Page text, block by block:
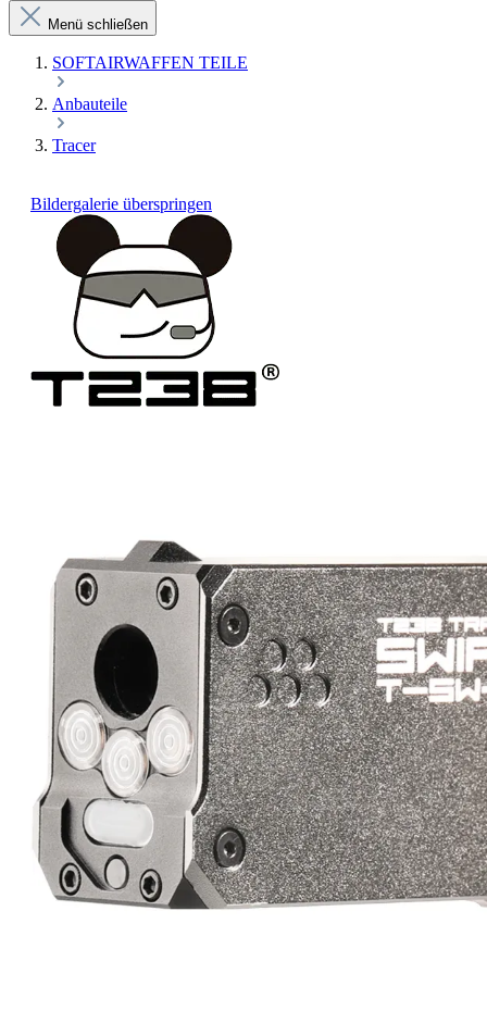
Menü schließen
SOFTAIRWAFFEN TEILE
Anbauteile
Tracer
Bildergalerie überspringen